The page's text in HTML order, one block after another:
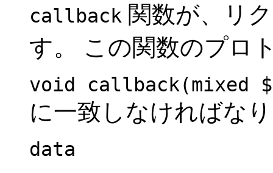
callback 関数が、リ
す。 この関数のプロ
void
に一致しなければな
data